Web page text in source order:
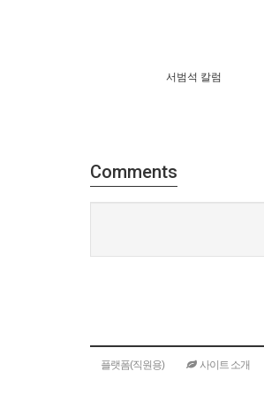
서범석 칼럼
Comments
플랫폼(직원용) 사이트 소개